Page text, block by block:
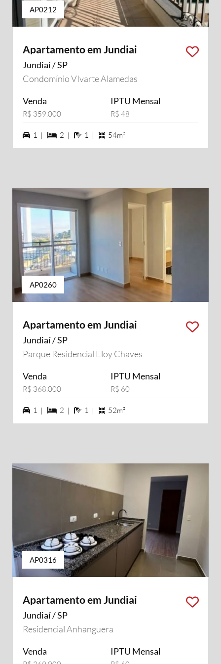
AP0212
Apartamento em Jundiai
Jundiaí / SP
Condomínio VIvarte Alamedas
Venda
R$ 359.000
IPTU Mensal
R$ 48
1 vagas na garagem
1 | 2 dormiórios
2 | 1 banheiros
1 | 54m²
AP0260
Apartamento em Jundiai
Jundiaí / SP
Parque Residencial Eloy Chaves
Venda
R$ 368.000
IPTU Mensal
R$ 60
1 vagas na garagem
1 | 2 dormiórios
2 | 1 banheiros
1 | 52m²
AP0316
Apartamento em Jundiai
Jundiaí / SP
Residencial Anhanguera
Venda IPTU Mensal